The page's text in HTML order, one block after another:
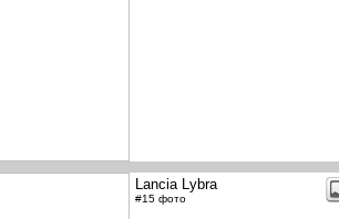
Lancia Lybra
#15 фото